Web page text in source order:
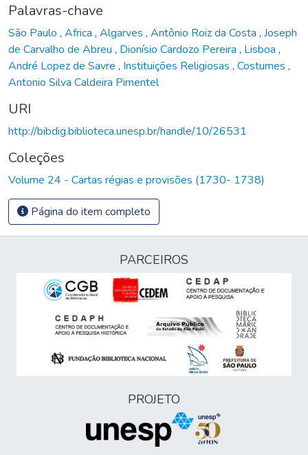
Palavras-chave
São Paulo , Africa , Algarves , Antônio Roiz da Costa , Joseph
de Carvalho de Abreu , Dionísio Cardozo Pereira , Lisboa ,
André Lopez de Savre , Instituições Religiosas , Costumes ,
Antonio Silva Caldeira Pimentel
URI
http://bibdig.biblioteca.unesp.br/handle/10/26531
Coleções
Volume 24 - Cartas régias e provisões (1730- 1738)
Página do item completo
PARCEIROS
PROJETO